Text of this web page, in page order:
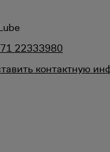
22333980
контактную